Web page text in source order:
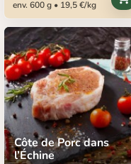
env. 600 g • 19,5 €/kg
Côte de Porc dans
l’Échine